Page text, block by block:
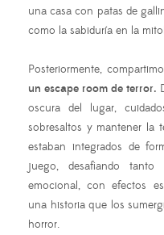
una casa con patas de
como la sabiduría en la
Posteriormente,
un escape room de terror.
oscura del lugar,
sobresaltos y mantener la
estaban integrados de
juego, desafiando
emocional, con efectos
una historia que los
horror.